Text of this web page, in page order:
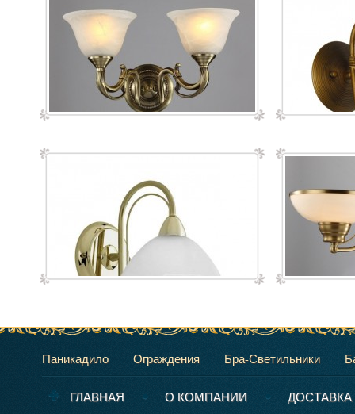
Паникадило Ограждения Бра-Светильники
ГЛАВНАЯ О КОМПАНИИ ДОСТАВКА